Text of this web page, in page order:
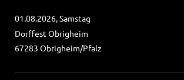
01.08.2026, Samstag
Dorffest Obrigheim
67283 Obrigheim/Pfalz